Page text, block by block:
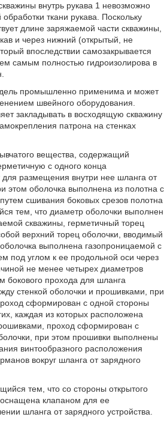
внутрь рукава 1 невозможно
ткани рукава. Поскольку
длине заряжаемой части скважины,
и через нижний (открытый, не
впоследствии самозакрывается
самым полностью гидроизолирова в
промышленно применима и может
швейного оборудования.
закладывать в восходящую скважину
патрона на стенках
вещества, содержащий
с одного конца
для размещения внутри нее шланга от
этом оболочка выполнена из полотна с
сшивания боковых срезов полотна
тем, что диаметр оболочки выполнен
скважины, герметичный торец
верхний торец оболочки, вводимый
выполнена газопроницаемой с
под углом к ее продольной оси через
не менее четырех диаметров
бокового прохода для шланга
стенкой оболочки и прошивками, при
сформирован с одной стороны
каждая из которых расположена
проход сформирован с
при этом прошивки выполнены
винтообразного расположения
вокруг шланга от зарядного
тем, что со стороны открытого
клапаном для ее
шланга от зарядного устройства.